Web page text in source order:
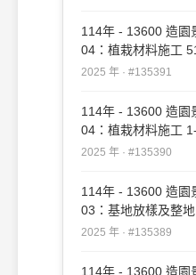
114年 - 13600 造園
04：植栽材料施工
更新）#135391
2025 年 · #135391
114年 - 13600 造園
04：植栽材料施工
新）#135390
2025 年 · #135390
114年 - 13600 造園
03：基地放樣及整
新）#135389
2025 年 · #135389
114年 - 13600 造園